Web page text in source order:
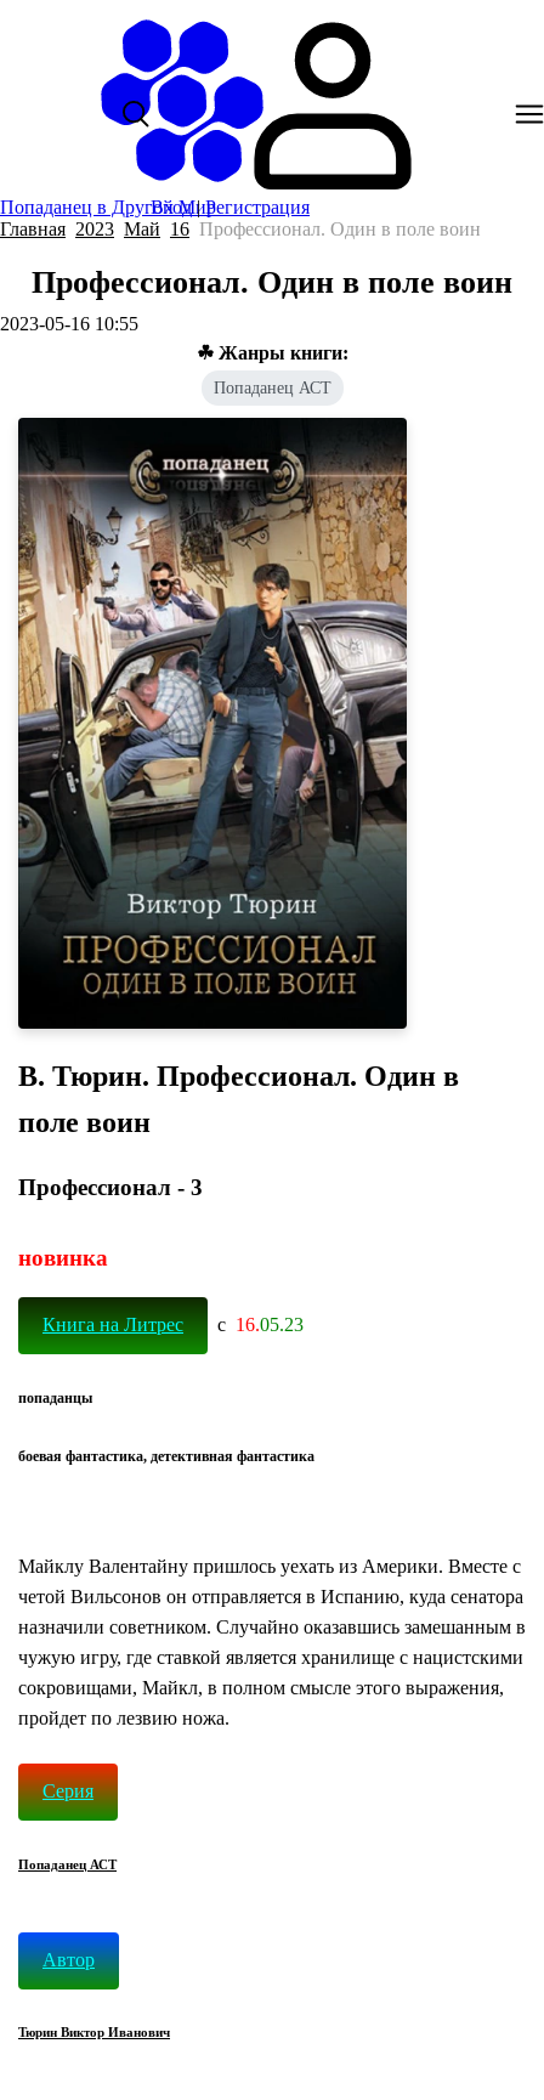
Попаданец в Другой Мир
Вход|Регистрация
Главная 2023 Май 16 Профессионал. Один в поле воин
Профессионал. Один в поле воин
2023-05-16 10:55
☘ Жанры книги:
Попаданец АСТ
В. Тюрин. Профессионал. Один в
поле воин
Профессионал - 3
новинка
Книга на Литрес с 16.05.23
попаданцы
боевая фантастика, детективная фантастика
Майклу Валентайну пришлось уехать из Америки. Вместе с
четой Вильсонов он отправляется в Испанию, куда сенатора
назначили советником. Случайно оказавшись замешанным в
чужую игру, где ставкой является хранилище с нацистскими
сокровищами, Майкл, в полном смысле этого выражения,
пройдет по лезвию ножа.
Cерия
Попаданец АСТ
Автор
Тюрин Виктор Иванович